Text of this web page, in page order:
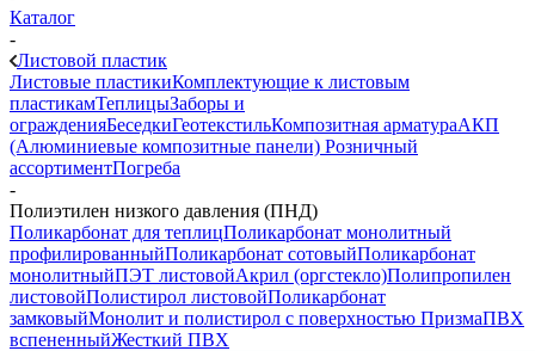
Каталог
-
Листовой пластик
Листовые пластикиКомплектующие к листовым
пластикамТеплицыЗаборы и
огражденияБеседкиГеотекстильКомпозитная арматураАКП
(Алюминиевые композитные панели) Розничный
ассортиментПогреба
-
Полиэтилен низкого давления (ПНД)
Поликарбонат для теплицПоликарбонат монолитный
профилированныйПоликарбонат сотовыйПоликарбонат
монолитныйПЭТ листовойАкрил (оргстекло)Полипропилен
листовойПолистирол листовойПоликарбонат
замковыйМонолит и полистирол с поверхностью ПризмаПВХ
вспененныйЖесткий ПВХ